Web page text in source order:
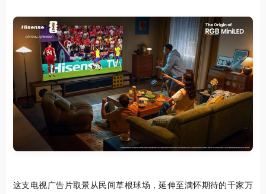
这支电视广告片取景从民间草根球场，延伸至满怀期待的千家万